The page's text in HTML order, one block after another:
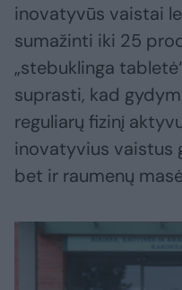
inovatyvūs vaistai
sumažinti iki 25
„stebuklinga
suprasti, kad
reguliarų fizinį
inovatyvius vaistus
bet ir raumenų